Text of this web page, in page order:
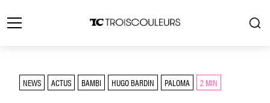
NEWS ACTUS BAMBI HUGO BARDIN PALOMA 2 MIN